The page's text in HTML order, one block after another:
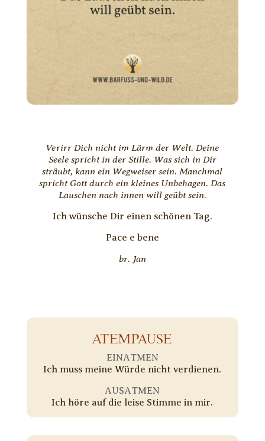
Verirr Dich nicht im Lärm der Welt. Deine
Seele spricht in der Stille. Was sich in Dir
sträubt, kann ein Wegweiser sein. Manchmal
spricht Gott durch ein kleines Unbehagen. Das
Lauschen nach innen will geübt sein.
Ich wünsche Dir einen schönen Tag.
Pace e bene
br. Jan
ATEMPAUSE
EINATMEN
Ich muss meine Würde nicht verdienen.
AUSATMEN
Ich höre auf die leise Stimme in mir.